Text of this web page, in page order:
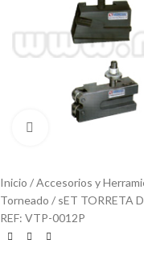
Click to enlarge
Inicio Accesorios y
Torneado
sET TORRETA
REF: VTP-0012P